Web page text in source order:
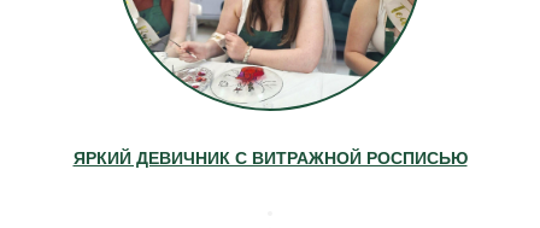
ЯРКИЙ ДЕВИЧНИК С ВИТРАЖНОЙ РОСПИСЬЮ